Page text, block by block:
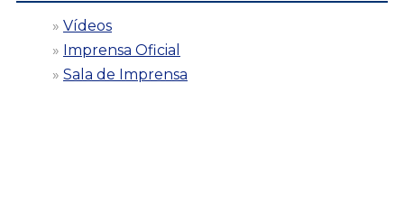
Vídeos
Imprensa Oficial
Sala de Imprensa